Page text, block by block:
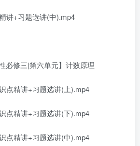
讲+习题选讲(中).mp4
必修三|第六单元】计数原理
点精讲+习题选讲(上).mp4
点精讲+习题选讲(下).mp4
点精讲+习题选讲(中).mp4